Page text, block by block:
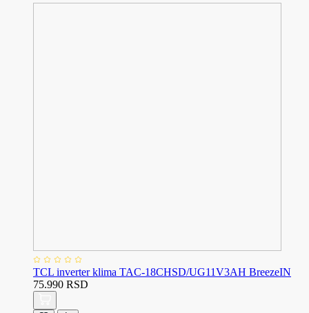
TCL inverter klima TAC-18CHSD/UG11V3AH BreezeIN
75.990 RSD